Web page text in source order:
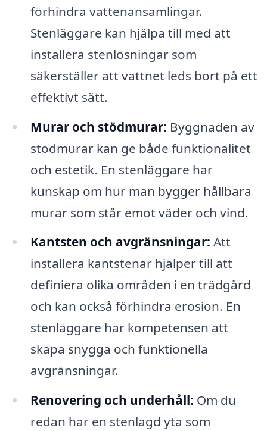
förhindra vattenansamlingar.
Stenläggare kan hjälpa till med att
installera stenlösningar som
säkerställer att vattnet leds bort på ett
effektivt sätt.
Murar och stödmurar: Byggnaden av
stödmurar kan ge både funktionalitet
och estetik. En stenläggare har
kunskap om hur man bygger hållbara
murar som står emot väder och vind.
Kantsten och avgränsningar: Att
installera kantstenar hjälper till att
definiera olika områden i en trädgård
och kan också förhindra erosion. En
stenläggare har kompetensen att
skapa snygga och funktionella
avgränsningar.
Renovering och underhåll: Om du
redan har en stenlagd yta som